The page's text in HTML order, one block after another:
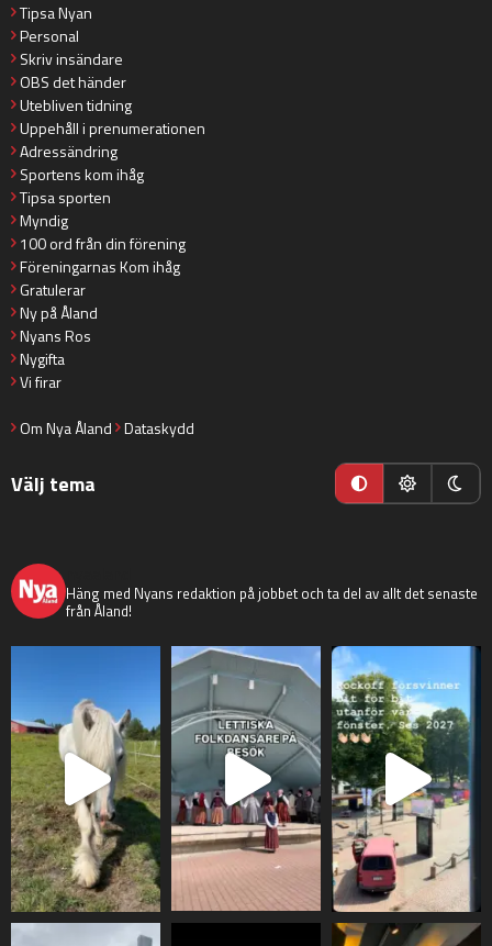
Tipsa Nyan
Personal
Skriv insändare
OBS det händer
Utebliven tidning
Uppehåll i prenumerationen
Adressändring
Sportens kom ihåg
Tipsa sporten
Myndig
100 ord från din förening
Föreningarnas Kom ihåg
Gratulerar
Ny på Åland
Nyans Ros
Nygifta
Vi firar
Om Nya Åland Dataskydd
Välj tema
Häng med Nyans redaktion på jobbet och ta del av allt det senaste
från Åland!